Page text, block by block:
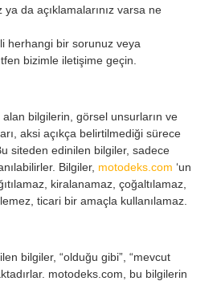
da açıklamalarınız varsa ne
herhangi bir sorunuz veya
bizimle iletişime geçin.
bilgilerin, görsel unsurların ve
aksi açıkça belirtilmediği sürece
siteden edinilen bilgiler, sadece
Bilgiler, motodeks.com ‘un
kiralanamaz, çoğaltılamaz,
ticari bir amaçla kullanılamaz.
bilgiler, “olduğu gibi”, “mevcut
motodeks.com, bu bilgilerin